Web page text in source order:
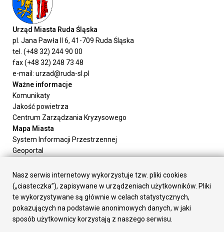
Urząd Miasta Ruda Śląska
pl. Jana Pawła II 6, 41-709 Ruda Śląska
tel. (+48 32) 244 90 00
fax (+48 32) 248 73 48
e-mail: urzad@ruda-sl.pl
Ważne informacje
Komunikaty
Jakość powietrza
Centrum Zarządzania Kryzysowego
Mapa Miasta
System Informacji Przestrzennej
Geoportal
Załatw sprawę
Prezydent Miasta
Rada Miasta
Wydziały
Elektroniczna Skrzynka Podawcza
Nasz serwis internetowy wykorzystuje tzw. pliki cookies
(„ciasteczka”), zapisywane w urządzeniach użytkowników. Pliki
te wykorzystywane są głównie w celach statystycznych,
pokazujących na podstawie anonimowych danych, w jaki
sposób użytkownicy korzystają z naszego serwisu.